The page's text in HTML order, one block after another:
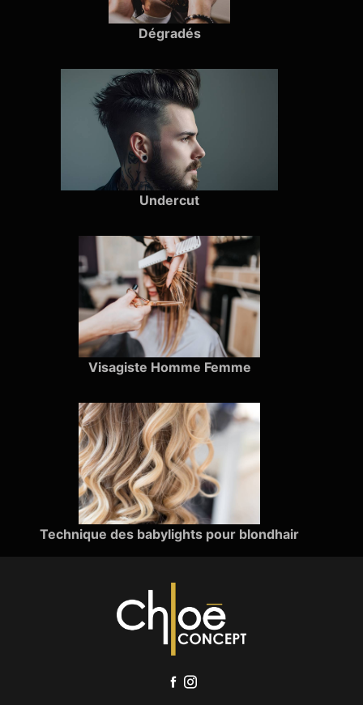
Dégradés
Undercut
Visagiste Homme Femme
Technique des babylights pour blondhair